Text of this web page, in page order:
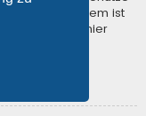
bietet. Außerdem ist
hier